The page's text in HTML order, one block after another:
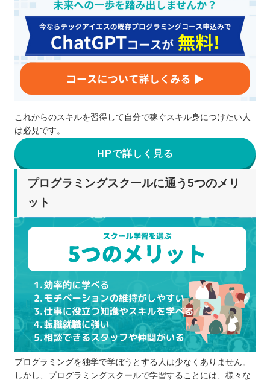
これからのスキルを習得して自分で稼ぐスキル身につけたい人
は必見です。
HPで詳しく見る
プログラミングスクールに通う5つのメリ
ット
プログラミングを独学で学ぼうとする人は少なくありません。
しかし、プログラミングスクールで学習することには、様々な